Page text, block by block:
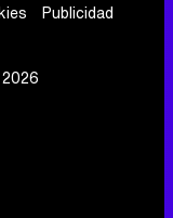
Publicidad